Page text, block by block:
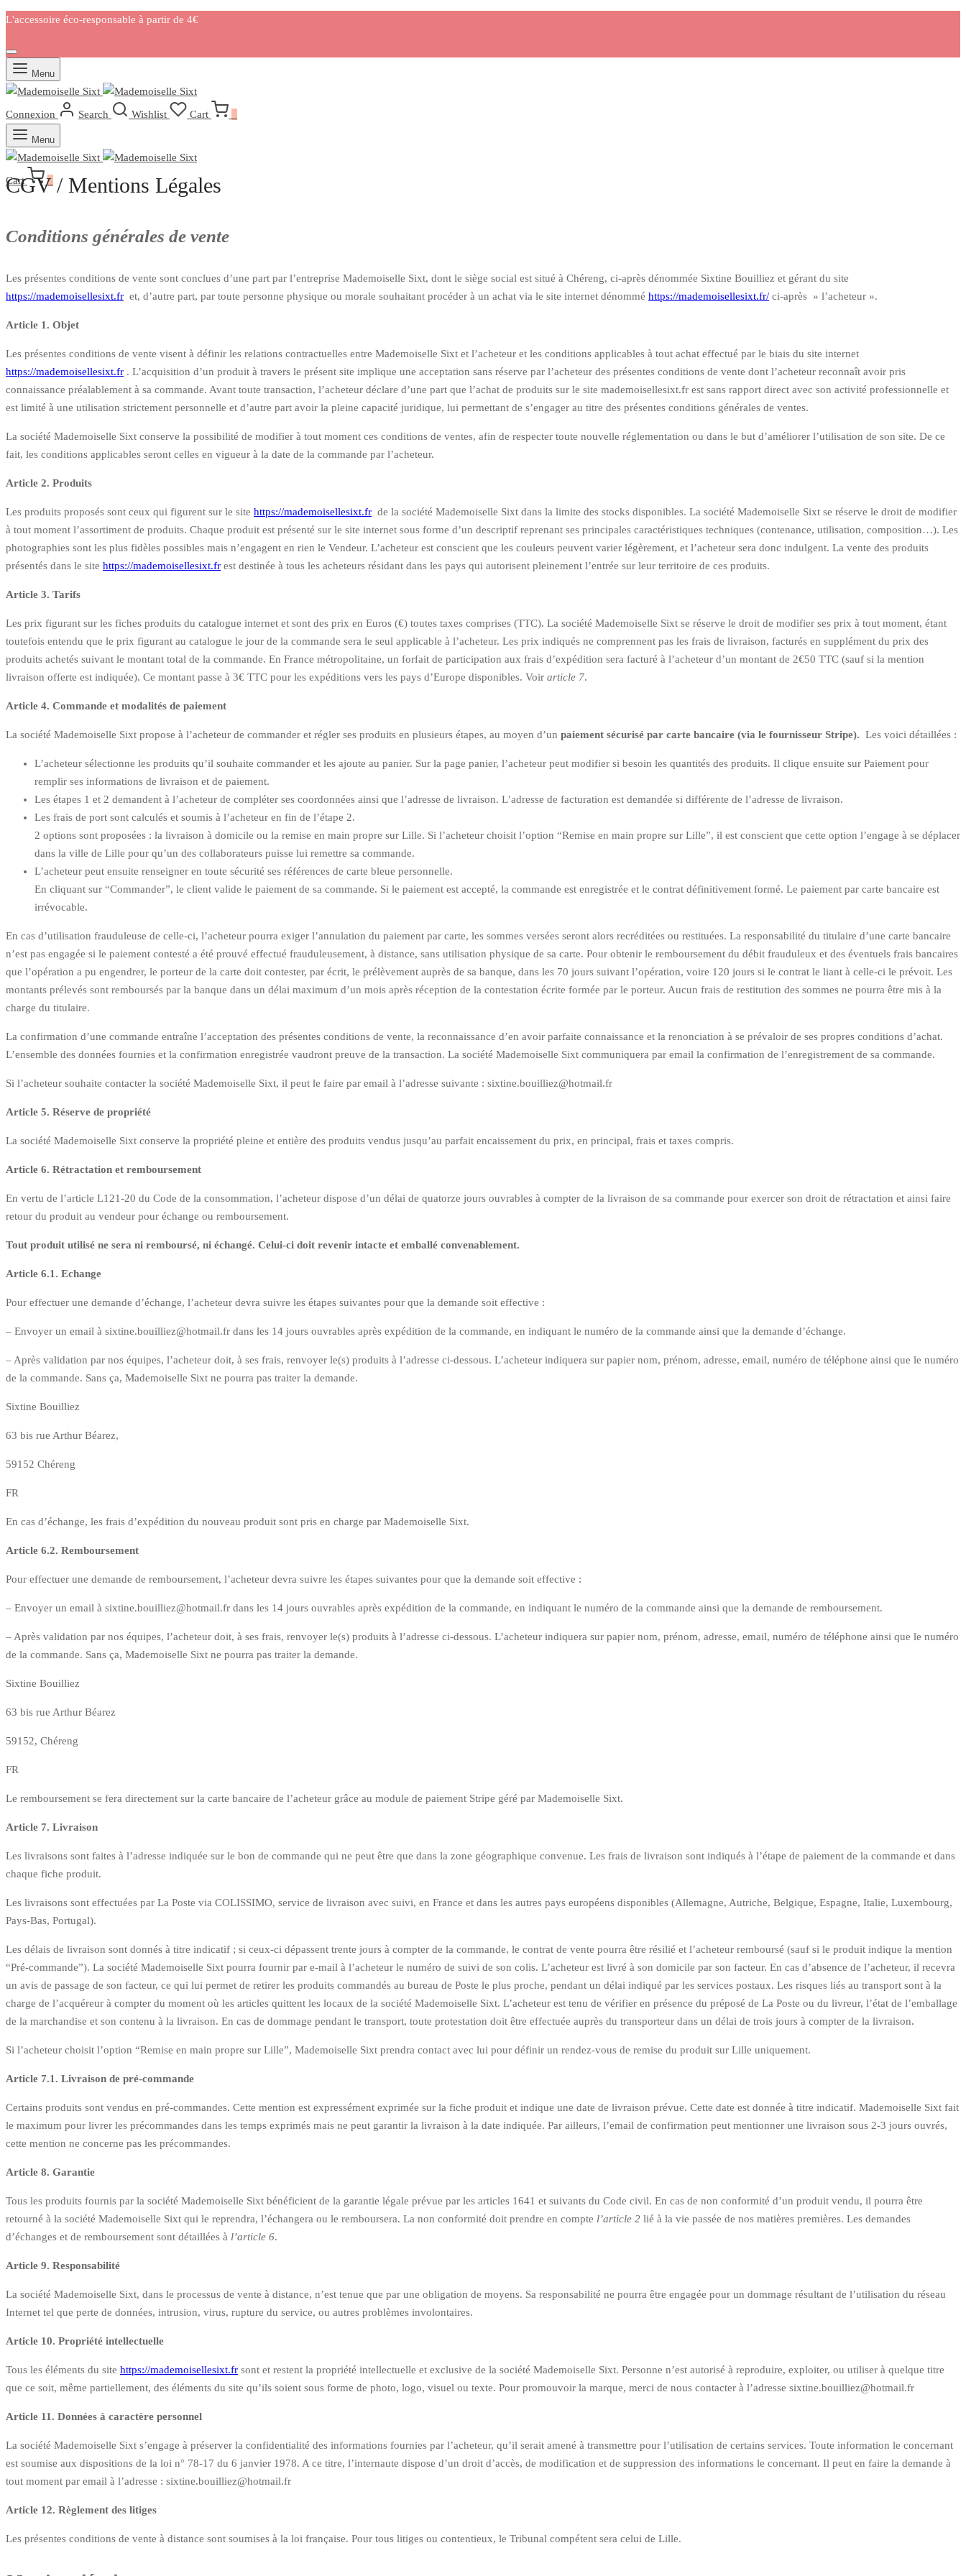
L'accessoire éco-responsable à partir de 4€
Menu
Connexion Search Wishlist Cart
Menu
Cart 0
CGV / Mentions Légales
Conditions générales de vente
Les présentes conditions de vente sont conclues d’une part par l’entreprise Mademoiselle Sixt, dont le siège social est situé à Chéreng, ci-après dénommée Sixtine Bouilliez et gérant du site
https://mademoisellesixt.fr et, d’autre part, par toute personne physique ou morale souhaitant procéder à un achat via le site internet dénommé https://mademoisellesixt.fr/ ci-après » l’acheteur ».
Article 1. Objet
Les présentes conditions de vente visent à définir les relations contractuelles entre Mademoiselle Sixt et l’acheteur et les conditions applicables à tout achat effectué par le biais du site internet
https://mademoisellesixt.fr . L’acquisition d’un produit à travers le présent site implique une acceptation sans réserve par l’acheteur des présentes conditions de vente dont l’acheteur reconnaît avoir pris
connaissance préalablement à sa commande. Avant toute transaction, l’acheteur déclare d’une part que l’achat de produits sur le site mademoisellesixt.fr est sans rapport direct avec son activité professionnelle et
est limité à une utilisation strictement personnelle et d’autre part avoir la pleine capacité juridique, lui permettant de s’engager au titre des présentes conditions générales de ventes.
La société Mademoiselle Sixt conserve la possibilité de modifier à tout moment ces conditions de ventes, afin de respecter toute nouvelle réglementation ou dans le but d’améliorer l’utilisation de son site. De ce
fait, les conditions applicables seront celles en vigueur à la date de la commande par l’acheteur.
Article 2. Produits
Les produits proposés sont ceux qui figurent sur le site https://mademoisellesixt.fr de la société Mademoiselle Sixt dans la limite des stocks disponibles. La société Mademoiselle Sixt se réserve le droit de modifier
à tout moment l’assortiment de produits. Chaque produit est présenté sur le site internet sous forme d’un descriptif reprenant ses principales caractéristiques techniques (contenance, utilisation, composition…). Les
photographies sont les plus fidèles possibles mais n’engagent en rien le Vendeur. L’acheteur est conscient que les couleurs peuvent varier légèrement, et l’acheteur sera donc indulgent. La vente des produits
présentés dans le site https://mademoisellesixt.fr est destinée à tous les acheteurs résidant dans les pays qui autorisent pleinement l’entrée sur leur territoire de ces produits.
Article 3. Tarifs
Les prix figurant sur les fiches produits du catalogue internet et sont des prix en Euros (€) toutes taxes comprises (TTC). La société Mademoiselle Sixt se réserve le droit de modifier ses prix à tout moment, étant
toutefois entendu que le prix figurant au catalogue le jour de la commande sera le seul applicable à l’acheteur. Les prix indiqués ne comprennent pas les frais de livraison, facturés en supplément du prix des
produits achetés suivant le montant total de la commande. En France métropolitaine, un forfait de participation aux frais d’expédition sera facturé à l’acheteur d’un montant de 2€50 TTC (sauf si la mention
livraison offerte est indiquée). Ce montant passe à 3€ TTC pour les expéditions vers les pays d’Europe disponibles. Voir article 7.
Article 4. Commande et modalités de paiement
La société Mademoiselle Sixt propose à l’acheteur de commander et régler ses produits en plusieurs étapes, au moyen d’un paiement sécurisé par carte bancaire (via le fournisseur Stripe). Les voici détaillées :
L’acheteur sélectionne les produits qu’il souhaite commander et les ajoute au panier. Sur la page panier, l’acheteur peut modifier si besoin les quantités des produits. Il clique ensuite sur Paiement pour
remplir ses informations de livraison et de paiement.
Les étapes 1 et 2 demandent à l’acheteur de compléter ses coordonnées ainsi que l’adresse de livraison. L’adresse de facturation est demandée si différente de l’adresse de livraison.
Les frais de port sont calculés et soumis à l’acheteur en fin de l’étape 2.
2 options sont proposées : la livraison à domicile ou la remise en main propre sur Lille. Si l’acheteur choisit l’option “Remise en main propre sur Lille”, il est conscient que cette option l’engage à se déplacer
dans la ville de Lille pour qu’un des collaborateurs puisse lui remettre sa commande.
L’acheteur peut ensuite renseigner en toute sécurité ses références de carte bleue personnelle.
En cliquant sur “Commander”, le client valide le paiement de sa commande. Si le paiement est accepté, la commande est enregistrée et le contrat définitivement formé. Le paiement par carte bancaire est
irrévocable.
En cas d’utilisation frauduleuse de celle-ci, l’acheteur pourra exiger l’annulation du paiement par carte, les sommes versées seront alors recréditées ou restituées. La responsabilité du titulaire d’une carte bancaire
n’est pas engagée si le paiement contesté a été prouvé effectué frauduleusement, à distance, sans utilisation physique de sa carte. Pour obtenir le remboursement du débit frauduleux et des éventuels frais bancaires
que l’opération a pu engendrer, le porteur de la carte doit contester, par écrit, le prélèvement auprès de sa banque, dans les 70 jours suivant l’opération, voire 120 jours si le contrat le liant à celle-ci le prévoit. Les
montants prélevés sont remboursés par la banque dans un délai maximum d’un mois après réception de la contestation écrite formée par le porteur. Aucun frais de restitution des sommes ne pourra être mis à la
charge du titulaire.
La confirmation d’une commande entraîne l’acceptation des présentes conditions de vente, la reconnaissance d’en avoir parfaite connaissance et la renonciation à se prévaloir de ses propres conditions d’achat.
L’ensemble des données fournies et la confirmation enregistrée vaudront preuve de la transaction. La société Mademoiselle Sixt communiquera par email la confirmation de l’enregistrement de sa commande.
Si l’acheteur souhaite contacter la société Mademoiselle Sixt, il peut le faire par email à l’adresse suivante : sixtine.bouilliez@hotmail.fr
Article 5. Réserve de propriété
La société Mademoiselle Sixt conserve la propriété pleine et entière des produits vendus jusqu’au parfait encaissement du prix, en principal, frais et taxes compris.
Article 6. Rétractation et remboursement
En vertu de l’article L121-20 du Code de la consommation, l’acheteur dispose d’un délai de quatorze jours ouvrables à compter de la livraison de sa commande pour exercer son droit de rétractation et ainsi faire
retour du produit au vendeur pour échange ou remboursement.
Tout produit utilisé ne sera ni remboursé, ni échangé. Celui-ci doit revenir intacte et emballé convenablement.
Article 6.1. Echange
Pour effectuer une demande d’échange, l’acheteur devra suivre les étapes suivantes pour que la demande soit effective :
– Envoyer un email à sixtine.bouilliez@hotmail.fr dans les 14 jours ouvrables après expédition de la commande, en indiquant le numéro de la commande ainsi que la demande d’échange.
– Après validation par nos équipes, l’acheteur doit, à ses frais, renvoyer le(s) produits à l’adresse ci-dessous. L’acheteur indiquera sur papier nom, prénom, adresse, email, numéro de téléphone ainsi que le numéro
de la commande. Sans ça, Mademoiselle Sixt ne pourra pas traiter la demande.
Sixtine Bouilliez
63 bis rue Arthur Béarez,
59152 Chéreng
FR
En cas d’échange, les frais d’expédition du nouveau produit sont pris en charge par Mademoiselle Sixt.
Article 6.2. Remboursement
Pour effectuer une demande de remboursement, l’acheteur devra suivre les étapes suivantes pour que la demande soit effective :
– Envoyer un email à sixtine.bouilliez@hotmail.fr dans les 14 jours ouvrables après expédition de la commande, en indiquant le numéro de la commande ainsi que la demande de remboursement.
– Après validation par nos équipes, l’acheteur doit, à ses frais, renvoyer le(s) produits à l’adresse ci-dessous. L’acheteur indiquera sur papier nom, prénom, adresse, email, numéro de téléphone ainsi que le numéro
de la commande. Sans ça, Mademoiselle Sixt ne pourra pas traiter la demande.
Sixtine Bouilliez
63 bis rue Arthur Béarez
59152, Chéreng
FR
Le remboursement se fera directement sur la carte bancaire de l’acheteur grâce au module de paiement Stripe géré par Mademoiselle Sixt.
Article 7. Livraison
Les livraisons sont faites à l’adresse indiquée sur le bon de commande qui ne peut être que dans la zone géographique convenue. Les frais de livraison sont indiqués à l’étape de paiement de la commande et dans
chaque fiche produit.
Les livraisons sont effectuées par La Poste via COLISSIMO, service de livraison avec suivi, en France et dans les autres pays européens disponibles (Allemagne, Autriche, Belgique, Espagne, Italie, Luxembourg,
Pays-Bas, Portugal).
Les délais de livraison sont donnés à titre indicatif ; si ceux-ci dépassent trente jours à compter de la commande, le contrat de vente pourra être résilié et l’acheteur remboursé (sauf si le produit indique la mention
“Pré-commande”). La société Mademoiselle Sixt pourra fournir par e-mail à l’acheteur le numéro de suivi de son colis. L’acheteur est livré à son domicile par son facteur. En cas d’absence de l’acheteur, il recevra
un avis de passage de son facteur, ce qui lui permet de retirer les produits commandés au bureau de Poste le plus proche, pendant un délai indiqué par les services postaux. Les risques liés au transport sont à la
charge de l’acquéreur à compter du moment où les articles quittent les locaux de la société Mademoiselle Sixt. L’acheteur est tenu de vérifier en présence du préposé de La Poste ou du livreur, l’état de l’emballage
de la marchandise et son contenu à la livraison. En cas de dommage pendant le transport, toute protestation doit être effectuée auprès du transporteur dans un délai de trois jours à compter de la livraison.
Si l’acheteur choisit l’option “Remise en main propre sur Lille”, Mademoiselle Sixt prendra contact avec lui pour définir un rendez-vous de remise du produit sur Lille uniquement.
Article 7.1. Livraison de pré-commande
Certains produits sont vendus en pré-commandes. Cette mention est expressément exprimée sur la fiche produit et indique une date de livraison prévue. Cette date est donnée à titre indicatif. Mademoiselle Sixt fait
le maximum pour livrer les précommandes dans les temps exprimés mais ne peut garantir la livraison à la date indiquée. Par ailleurs, l’email de confirmation peut mentionner une livraison sous 2-3 jours ouvrés,
cette mention ne concerne pas les précommandes.
Article 8. Garantie
Tous les produits fournis par la société Mademoiselle Sixt bénéficient de la garantie légale prévue par les articles 1641 et suivants du Code civil. En cas de non conformité d’un produit vendu, il pourra être
retourné à la société Mademoiselle Sixt qui le reprendra, l’échangera ou le remboursera. La non conformité doit prendre en compte l’article 2 lié à la vie passée de nos matières premières. Les demandes
d’échanges et de remboursement sont détaillées à l’article 6.
Article 9. Responsabilité
La société Mademoiselle Sixt, dans le processus de vente à distance, n’est tenue que par une obligation de moyens. Sa responsabilité ne pourra être engagée pour un dommage résultant de l’utilisation du réseau
Internet tel que perte de données, intrusion, virus, rupture du service, ou autres problèmes involontaires.
Article 10. Propriété intellectuelle
Tous les éléments du site https://mademoisellesixt.fr sont et restent la propriété intellectuelle et exclusive de la société Mademoiselle Sixt. Personne n’est autorisé à reproduire, exploiter, ou utiliser à quelque titre
que ce soit, même partiellement, des éléments du site qu’ils soient sous forme de photo, logo, visuel ou texte. Pour promouvoir la marque, merci de nous contacter à l’adresse sixtine.bouilliez@hotmail.fr
Article 11. Données à caractère personnel
La société Mademoiselle Sixt s’engage à préserver la confidentialité des informations fournies par l’acheteur, qu’il serait amené à transmettre pour l’utilisation de certains services. Toute information le concernant
est soumise aux dispositions de la loi n° 78-17 du 6 janvier 1978. A ce titre, l’internaute dispose d’un droit d’accès, de modification et de suppression des informations le concernant. Il peut en faire la demande à
tout moment par email à l’adresse : sixtine.bouilliez@hotmail.fr
Article 12. Règlement des litiges
Les présentes conditions de vente à distance sont soumises à la loi française. Pour tous litiges ou contentieux, le Tribunal compétent sera celui de Lille.